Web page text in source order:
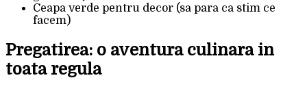
Ceapa verde pentru decor (sa para ca stim ce
facem)
Pregatirea: o aventura culinara in
toata regula